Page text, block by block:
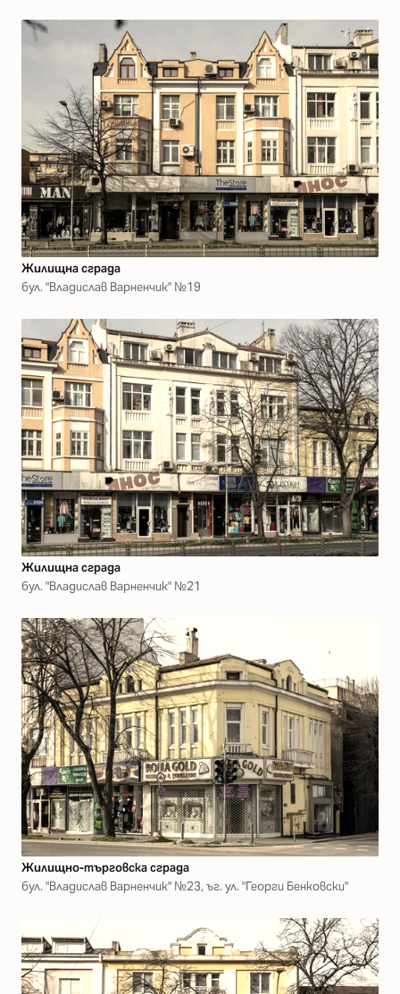
Жилищна сграда
бул. "Владислав Варненчик" №19
Жилищна сграда
бул. "Владислав Варненчик" №21
Жилищно-търговска сграда
бул. "Владислав Варненчик" №23, ъг. ул. "Георги Бенковски"